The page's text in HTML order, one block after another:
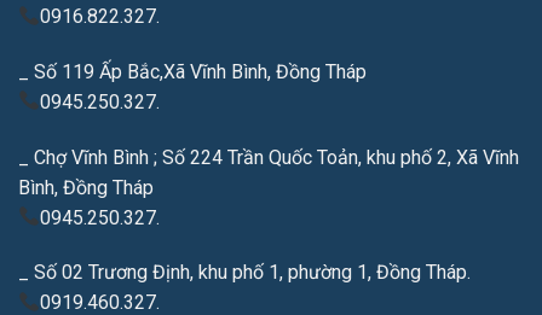
0916.822.327.
_ Số 119 Ấp Bắc,Xã Vĩnh Bình, Đồng Tháp
0945.250.327.
_ Chợ Vĩnh Bình ; Số 224 Trần Quốc Toản, khu phố 2, Xã Vĩnh
Bình, Đồng Tháp
0945.250.327.
_ Số 02 Trương Định, khu phố 1, phường 1, Đồng Tháp.
0919.460.327.